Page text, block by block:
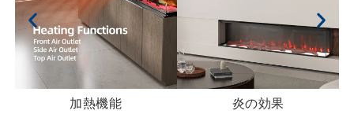
熱を使わないリアルな炎の効果:
ーは炎のみの設定を備えています, 熱を発生させずに
炎のゆらめきの臨場感を楽しめます。. このオプショ
ンは、暖房が必要ない穏やかな天候時に特に有益で
す。, 不必要なエネルギーを消費することなく、一年
中美しい魅力を提供します.
加熱機能 炎の効果